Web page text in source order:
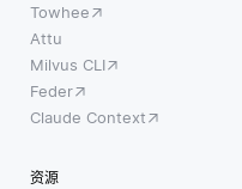
Towhee
Attu
Milvus CLI
Feder
Claude Context
资源